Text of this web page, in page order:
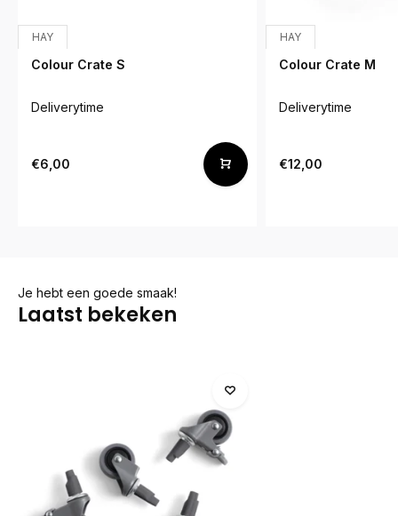
HAY
Colour Crate S
Deliverytime
€6,00
HAY
Colour Crate M
Deliverytime
€12,00
Je hebt een goede smaak!
Laatst bekeken